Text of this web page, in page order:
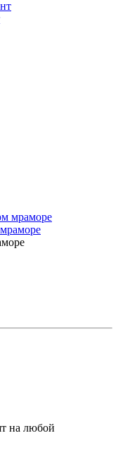
на любой